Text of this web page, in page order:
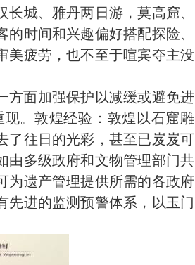
城、雅丹两日游，莫高窟、
时间和兴趣偏好搭配探险、
美疲劳，也不至于喧宾夺主没
方面加强保护以减缓或避免进
。敦煌经验：敦煌以石窟雕
了往日的光彩，甚至已岌岌可
由多级政府和文物管理部门共
为遗产管理提供所需的各政府
先进的监测预警体系，以玉门